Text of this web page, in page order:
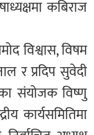
कबिराज
विश्वास, विषम
र प्रदिप सुवेदी
संयोजक विष्णु
कार्यसमितिमा